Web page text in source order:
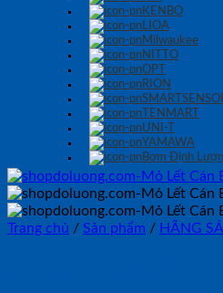
KENBO
LIOA
Milwaukee
NITTO
OPT
RION
TENMART
UNI-T
YAMAWA
Bơm Định
Trang chủ / Sản phẩm / HÃNG